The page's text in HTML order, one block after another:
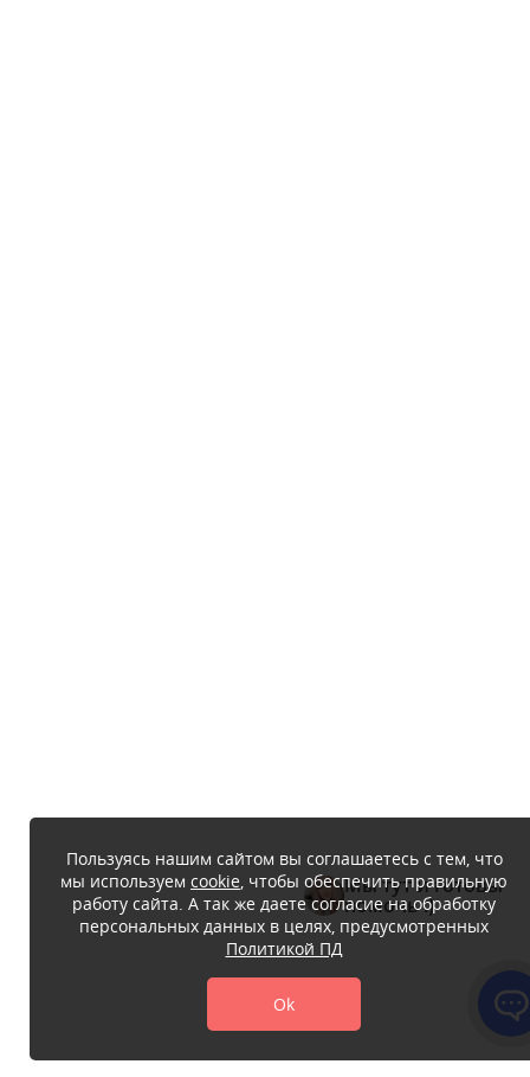
Пользуясь нашим сайтом вы соглашаетесь с тем, что
мы используем cookie, чтобы обеспечить правильную
работу сайта. А так же даете согласие на обработку
персональных данных в целях, предусмотренных
Политикой ПД
Ok
Мы тут и готовы
помочь :)